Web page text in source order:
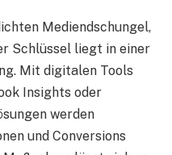
Mediendschungel,
Schlüssel liegt in einer
Mit digitalen Tools
Insights oder
werden
und Conversions